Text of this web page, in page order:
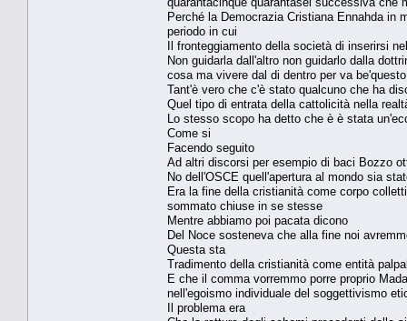
Perché la Democrazia Cristiana Ennahda in
periodo in cui
Il fronteggiamento della società di inserirsi
Non guidarla dall'altro non guidarlo dalla
cosa ma vivere dal di dentro per va
Tant'è vero che c'è stato qualcuno che ha
Quel tipo di entrata della cattolicità nella
Lo stesso scopo ha detto che è è stata
Come si
Facendo seguito
Ad altri discorsi per esempio di baci Bozzo
No dell'OSCE quell'apertura al mondo sia
Era la fine della cristianità come corpo
sommato chiuse in se stesse
Mentre abbiamo poi pacata dicono
Del Noce sosteneva che alla fine noi
Questa sta
Tradimento della cristianità come entità
E che il comma vorremmo porre proprio
nell'egoismo individuale del soggettivismo
Il problema era